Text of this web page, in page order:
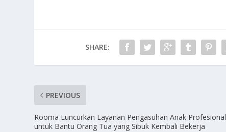
SHARE:
PREVIOUS
Rooma Luncurkan Layanan Pengasuhan Anak Profesional
untuk Bantu Orang Tua yang Sibuk Kembali Bekerja